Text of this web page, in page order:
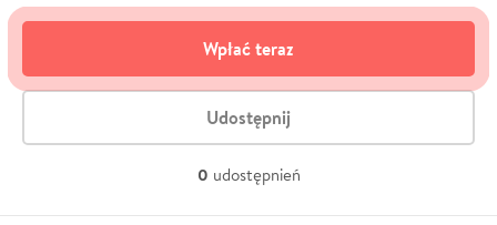
Wpłać teraz
Udostępnij
0 udostępnień